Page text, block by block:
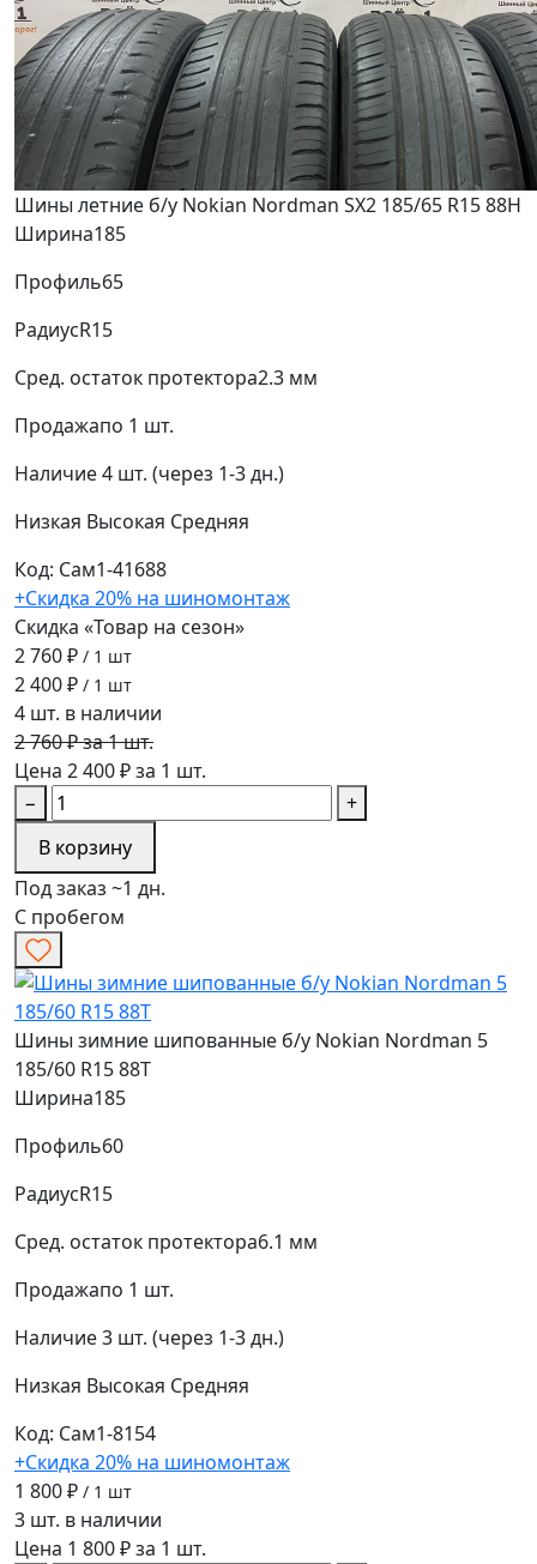
Шины летние б/у Nokian Nordman SX2 185/65 R15 88H
Ширина185
Профиль65
РадиусR15
Сред. остаток протектора2.3 мм
Продажапо 1 шт.
Наличие4 шт. (через 1-3 дн.)
Низкая Высокая Средняя
Код: Сам1-41688
+Скидка 20% на шиномонтаж
Скидка «Товар на сезон»
2 760 ₽ / 1 шт
2 400 ₽ / 1 шт
4 шт. в наличии
2 760 ₽ за 1 шт.
Цена 2 400 ₽ за 1 шт.
−
+
В корзину
Под заказ ~1 дн.
С пробегом
Шины зимние шипованные б/у Nokian Nordman 5
185/60 R15 88T
Ширина185
Профиль60
РадиусR15
Сред. остаток протектора6.1 мм
Продажапо 1 шт.
Наличие3 шт. (через 1-3 дн.)
Низкая Высокая Средняя
Код: Сам1-8154
+Скидка 20% на шиномонтаж
1 800 ₽ / 1 шт
3 шт. в наличии
Цена 1 800 ₽ за 1 шт.